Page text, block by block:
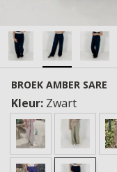
BROEK AMBER SARE
Kleur: Zwart